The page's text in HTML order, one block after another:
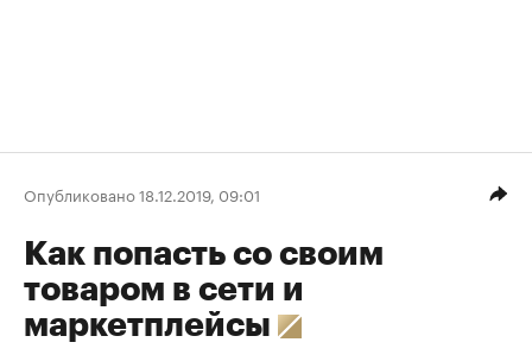
Опубликовано 18.12.2019, 09:01
Как попасть со своим
товаром в сети и
маркетплейсы